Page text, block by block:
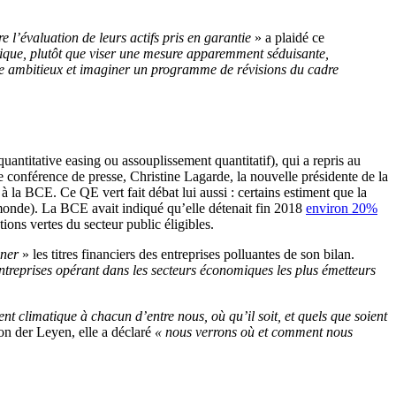
l’évaluation de leurs actifs pris en garantie » a plaidé ce
plutôt que viser une mesure apparemment séduisante,
ambitieux et imaginer un programme de révisions du cadre
easing ou assouplissement quantitatif), qui a repris au
conférence de presse, Christine Lagarde, la nouvelle présidente de la
à la BCE. Ce QE vert fait débat lui aussi : certains estiment que la
La BCE avait indiqué qu’elle détenait fin 2018 environ 20%
vertes du secteur public éligibles.
» les titres financiers des entreprises polluantes de son bilan.
opérant dans les secteurs économiques les plus émetteurs
climatique à chacun d’entre nous, où qu’il soit, et quels que soient
der Leyen, elle a déclaré « nous verrons où et comment nous